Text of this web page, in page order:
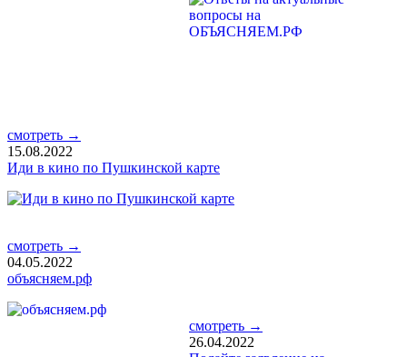
смотреть →
15.08.2022
Иди в кино по Пушкинской карте
смотреть →
04.05.2022
объясняем.рф
смотреть →
26.04.2022